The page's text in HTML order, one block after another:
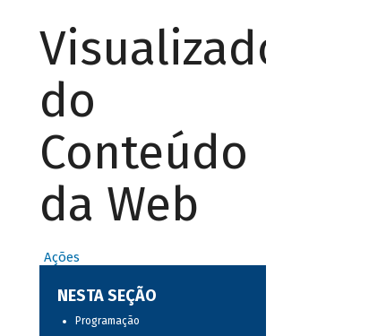
Visualizador
do
Conteúdo
da Web
Ações
NESTA SEÇÃO
Programação